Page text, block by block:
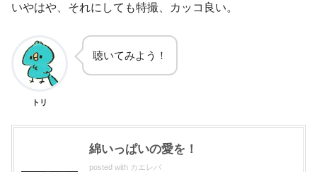
いやはや、それにしても特撮、カッコ良い。
トリ
聴いてみよう！
綿いっぱいの愛を！
posted with カエレバ